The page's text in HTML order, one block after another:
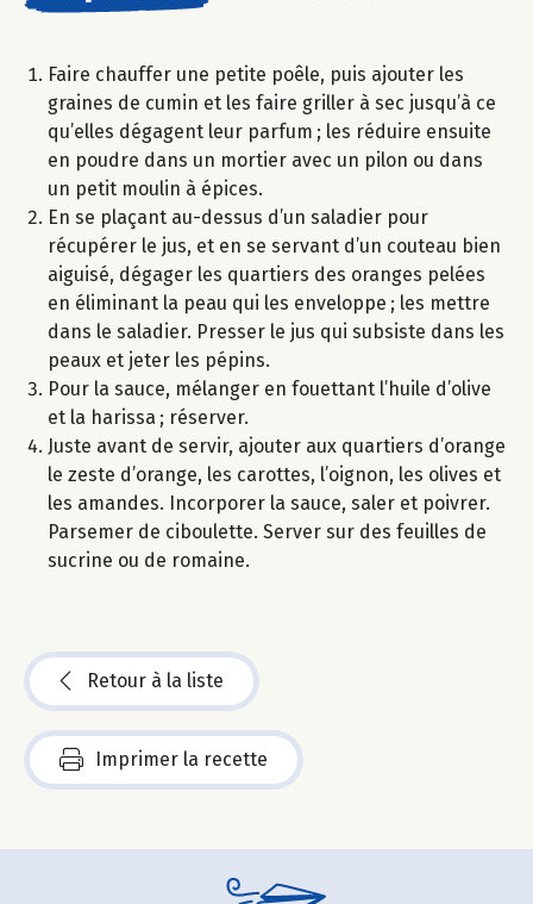
Faire chauffer une petite poêle, puis ajouter les
graines de cumin et les faire griller à sec jusqu’à ce
qu’elles dégagent leur parfum ; les réduire ensuite
en poudre dans un mortier avec un pilon ou dans
un petit moulin à épices.
En se plaçant au-dessus d’un saladier pour
récupérer le jus, et en se servant d’un couteau bien
aiguisé, dégager les quartiers des oranges pelées
en éliminant la peau qui les enveloppe ; les mettre
dans le saladier. Presser le jus qui subsiste dans les
peaux et jeter les pépins.
Pour la sauce, mélanger en fouettant l’huile d’olive
et la harissa ; réserver.
Juste avant de servir, ajouter aux quartiers d’orange
le zeste d’orange, les carottes, l’oignon, les olives et
les amandes. Incorporer la sauce, saler et poivrer.
Parsemer de ciboulette. Server sur des feuilles de
sucrine ou de romaine.
Retour à la liste
Imprimer la recette